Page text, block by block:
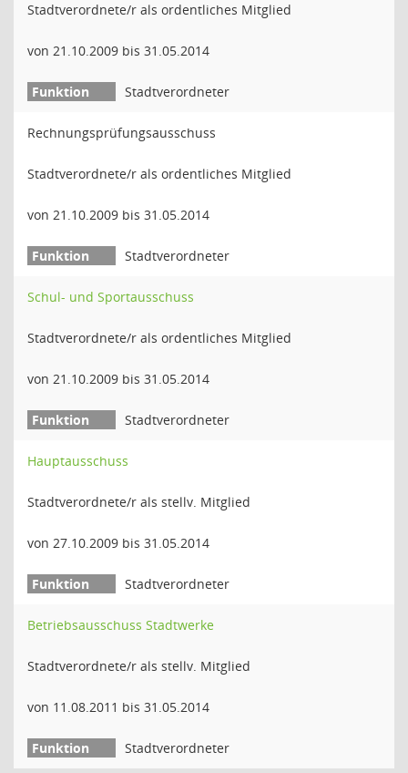
Stadtverordnete/r als ordentliches Mitglied
von 21.10.2009 bis 31.05.2014
Stadtverordneter
Rechnungsprüfungsausschuss
Stadtverordnete/r als ordentliches Mitglied
von 21.10.2009 bis 31.05.2014
Stadtverordneter
Schul- und Sportausschuss
Stadtverordnete/r als ordentliches Mitglied
von 21.10.2009 bis 31.05.2014
Stadtverordneter
Hauptausschuss
Stadtverordnete/r als stellv. Mitglied
von 27.10.2009 bis 31.05.2014
Stadtverordneter
Betriebsausschuss Stadtwerke
Stadtverordnete/r als stellv. Mitglied
von 11.08.2011 bis 31.05.2014
Stadtverordneter